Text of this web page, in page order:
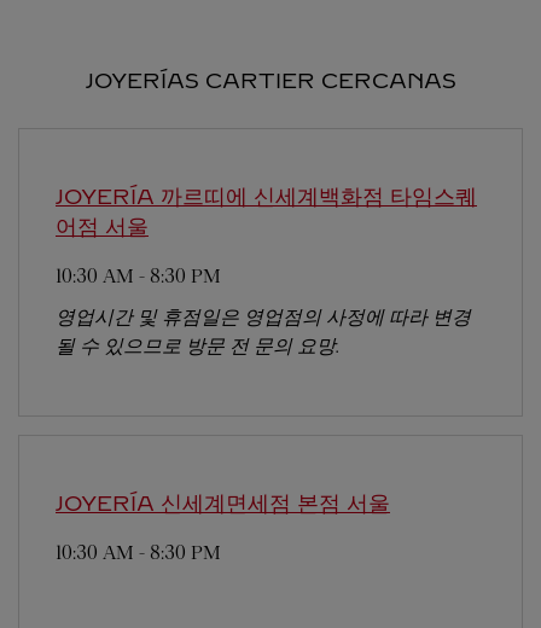
JOYERÍAS CARTIER CERCANAS
JOYERÍA 까르띠에 신세계백화점 타임스퀘
어점 서울
10:30 AM - 8:30 PM
영업시간 및 휴점일은 영업점의 사정에 따라 변경
될 수 있으므로 방문 전 문의 요망.
JOYERÍA 신세계면세점 본점 서울
10:30 AM - 8:30 PM